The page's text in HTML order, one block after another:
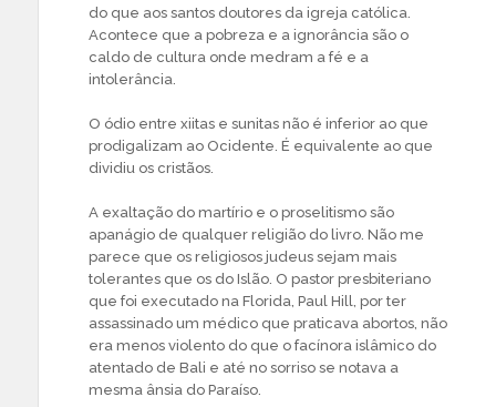
do que aos santos doutores da igreja católica.
Acontece que a pobreza e a ignorância são o
caldo de cultura onde medram a fé e a
intolerância.
O ódio entre xiitas e sunitas não é inferior ao que
prodigalizam ao Ocidente. É equivalente ao que
dividiu os cristãos.
A exaltação do martírio e o proselitismo são
apanágio de qualquer religião do livro. Não me
parece que os religiosos judeus sejam mais
tolerantes que os do Islão. O pastor presbiteriano
que foi executado na Florida, Paul Hill, por ter
assassinado um médico que praticava abortos, não
era menos violento do que o facínora islâmico do
atentado de Bali e até no sorriso se notava a
mesma ânsia do Paraíso.